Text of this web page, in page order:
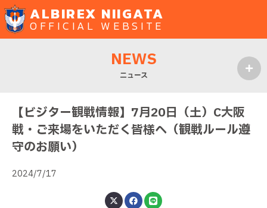
ALBIREX NIIGATA
OFFICIAL WEBSITE
NEWS
ニュース
【ビジター観戦情報】7月20日（土）C大阪
戦・ご来場をいただく皆様へ（観戦ルール遵
守のお願い）
2024/7/17